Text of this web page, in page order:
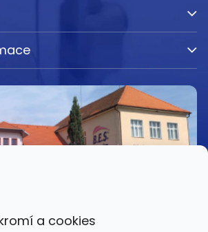
a cookies